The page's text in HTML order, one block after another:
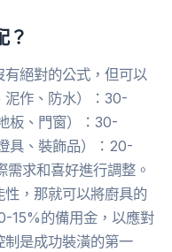
？
絕對的公式，但可以
泥作、防水）：30-
板、門窗）：30-
具、裝飾品）：20-
求和喜好進行調整。
，那就可以將廚具的
15%的備用金，以應對
制是成功裝潢的第一